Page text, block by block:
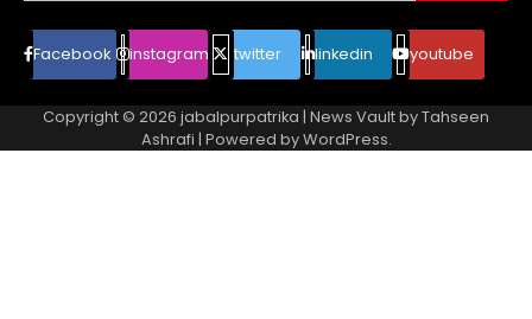
Facebook instagram twitter linkedin youtube
Copyright © 2026 jabalpurpatrika | News Vault byTahseen
Ashrafi | Powered byWordPress.